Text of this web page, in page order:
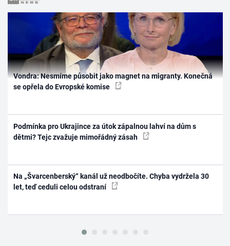
Vondra: Nesmíme působit jako magnet na migranty. Konečná
se opřela do Evropské komise
Podmínka pro Ukrajince za útok zápalnou lahví na dům s
dětmi? Tejc zvažuje mimořádný zásah
Na „Švarcenberský“ kanál už neodbočíte. Chyba vydržela 30
let, teď ceduli celou odstraní